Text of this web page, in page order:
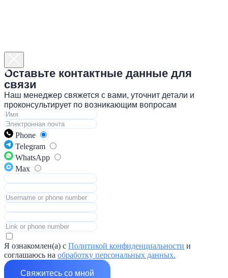
Оставьте контактные данные для
связи
Наш менеджер свяжется с вами, уточнит детали и
проконсультирует по возникающим вопросам
Phone
Telegram
WhatsApp
Max
Я ознакомлен(а) с Политикой конфиденциальности и
соглашаюсь на обработку персональных данных.
Свяжитесь со мной